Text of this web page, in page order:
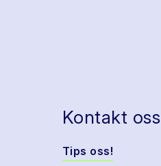
Kontakt oss
Tips oss!